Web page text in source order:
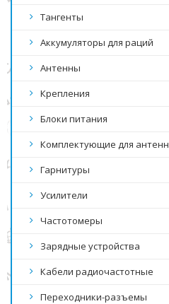
Тангенты
Аккумуляторы для раций
Антенны
Крепления
Блоки питания
Комплектующие для антенн
Гарнитуры
Усилители
Частотомеры
Зарядные устройства
Кабели радиочастотные
Переходники-разъемы